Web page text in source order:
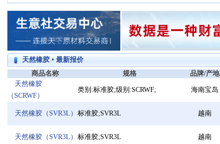
硼酸
碳酸钾 异丁醇
氨基磺酸
复合碳源 磷酸三钠 正
二甲胺 DMAC 柱状活性炭
丙
DMAC二甲基乙酰胺 醋酸钠 吗啉
三
三氯化磷
碳酸丙烯酯 二乙二醇乙醚
二
消泡剂 醋酸正丙酯
乙
硫酸铵
六偏磷酸钠 粉状活性炭
氯
工业盐
二乙二醇(二甘醇)
硫酸亚铁
异丁醛 叔丁醇
氯
二甲基甲酰胺
正丁醛
POE PMMA
聚氯乙烯树脂
LLDPE HDPE
大豆油
桐油 鸡蛋
菜
香菇
四水八硼酸钠
低聚异麦芽糖
海藻糖 奶粉
玉
异麦芽酮糖醇
大豆分离蛋白
可得然胶
糖精钠 矿源黄腐酸钾 有
天然橡胶 • 最新报价
商品名称
规格
品牌/产地
天然橡胶
（SCRWF）
类别:标准胶;级别:SCRWF; 海南宝岛
天然橡胶（SVR3L） 标准胶;SVR3L 越南
天然橡胶（SVR3L） 标准胶;SVR3L 越南